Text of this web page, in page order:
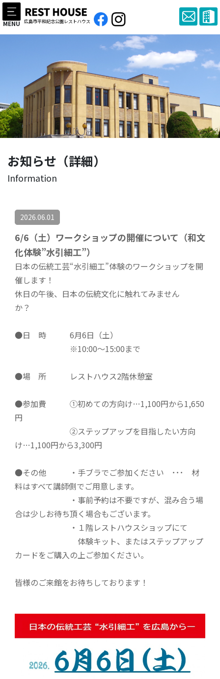
MENU 広島市平和記念公園レストハウス
お知らせ（詳細）
Information
2026.06.01
6/6（土）ワークショップの開催について（和文
化体験”水引細工”）
日本の伝統工芸“水引細工”体験のワークショップを開
催します！
休日の午後、日本の伝統文化に触れてみません
か？
●日 時 6月6日（土）
※10:00～15:00まで
●場 所 レストハウス2階休憩室
●参加費 ①初めての方向け…1,100円から1,650
円
②ステップアップを目指したい方向
け…1,100円から3,300円
●その他 ・手ブラでご参加ください ･･･ 材
料はすべて講師側でご用意します。
・事前予約は不要ですが、混み合う場
合は少しお待ち頂く場合もございます。
・１階レストハウスショップにて
体験キット、またはステップアップ
カードをご購入の上ご参加ください。
皆様のご来館をお待ちしております！